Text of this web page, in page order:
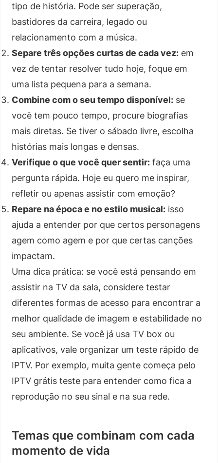
tipo de história. Pode ser superação,
bastidores da carreira, legado ou
relacionamento com a música.
Separe três opções curtas de cada vez: em
vez de tentar resolver tudo hoje, foque em
uma lista pequena para a semana.
Combine com o seu tempo disponível: se
você tem pouco tempo, procure biografias
mais diretas. Se tiver o sábado livre, escolha
histórias mais longas e densas.
Verifique o que você quer sentir: faça uma
pergunta rápida. Hoje eu quero me inspirar,
refletir ou apenas assistir com emoção?
Repare na época e no estilo musical: isso
ajuda a entender por que certos personagens
agem como agem e por que certas canções
impactam.
Uma dica prática: se você está pensando em
assistir na TV da sala, considere testar
diferentes formas de acesso para encontrar a
melhor qualidade de imagem e estabilidade no
seu ambiente. Se você já usa TV box ou
aplicativos, vale organizar um teste rápido de
IPTV. Por exemplo, muita gente começa pelo
IPTV grátis teste para entender como fica a
reprodução no seu sinal e na sua rede.
Temas que combinam com cada
momento de vida